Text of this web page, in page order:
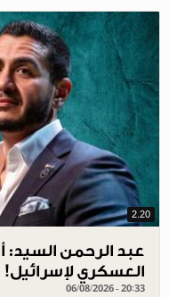
2.20
عبد الرحمن
العسكري لإسرائيل!
06/08/2026 - 20:33